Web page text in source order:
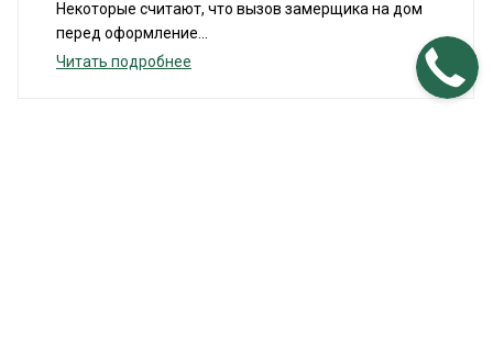
Некоторые считают, что вызов замерщика на дом
перед оформление...
Читать подробнее